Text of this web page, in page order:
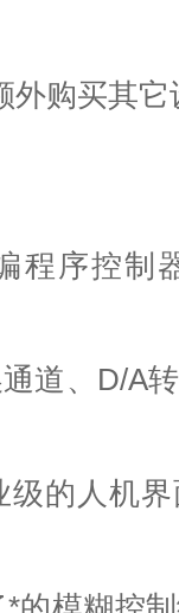
购买其它
程序控制
道、D/A
的人机